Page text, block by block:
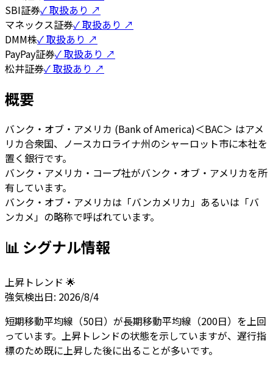
SBI証券✓ 取扱あり ↗
マネックス証券✓ 取扱あり ↗
DMM株✓ 取扱あり ↗
PayPay証券✓ 取扱あり ↗
松井証券✓ 取扱あり ↗
概要
バンク・オブ・アメリカ (Bank of America)＜BAC＞ はアメ
リカ合衆国、ノースカロライナ州のシャーロット市に本社を
置く銀行です。
バンク・アメリカ・コープ社がバンク・オブ・アメリカを所
有しています。
バンク・オブ・アメリカは「バンカメリカ」あるいは「バ
ンカメ」の略称で呼ばれています。
📊 シグナル情報
上昇トレンド 🌟
強気検出日: 2026/8/4
短期移動平均線（50日）が長期移動平均線（200日）を上回
っています。上昇トレンドの状態を示していますが、遅行指
標のため既に上昇した後に出ることが多いです。